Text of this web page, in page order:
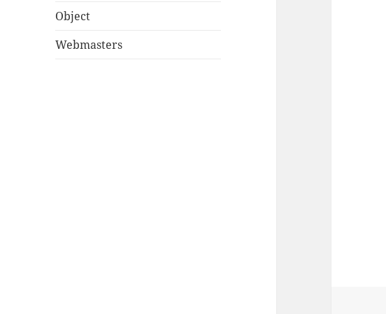
Object
Webmasters